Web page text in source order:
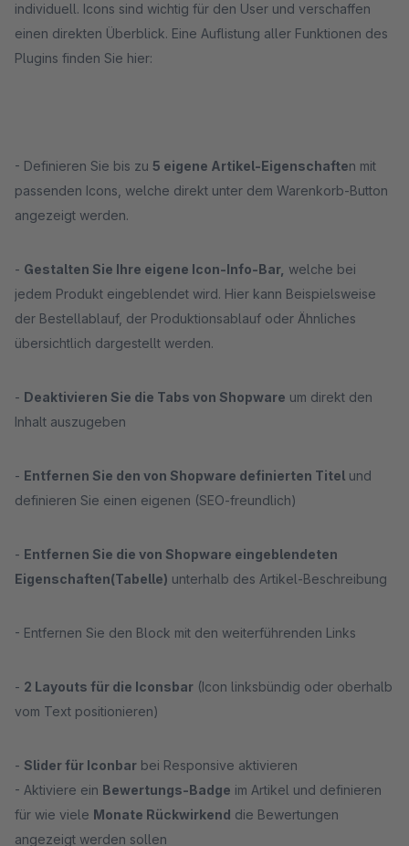
individuell. Icons sind wichtig für den User und verschaffen
einen direkten Überblick. Eine Auflistung aller Funktionen des
Plugins finden Sie hier:
- Definieren Sie bis zu 5 eigene Artikel-Eigenschaften mit
passenden Icons, welche direkt unter dem Warenkorb-Button
angezeigt werden.
- Gestalten Sie Ihre eigene Icon-Info-Bar, welche bei
jedem Produkt eingeblendet wird. Hier kann Beispielsweise
der Bestellablauf, der Produktionsablauf oder Ähnliches
übersichtlich dargestellt werden.
- Deaktivieren Sie die Tabs von Shopware um direkt den
Inhalt auszugeben
- Entfernen Sie den von Shopware definierten Titel und
definieren Sie einen eigenen (SEO-freundlich)
- Entfernen Sie die von Shopware eingeblendeten
Eigenschaften(Tabelle) unterhalb des Artikel-Beschreibung
- Entfernen Sie den Block mit den weiterführenden Links
- 2 Layouts für die Iconsbar (Icon linksbündig oder oberhalb
vom Text positionieren)
- Slider für Iconbar bei Responsive aktivieren
- Aktiviere ein Bewertungs-Badge im Artikel und definieren
für wie viele Monate Rückwirkend die Bewertungen
angezeigt werden sollen